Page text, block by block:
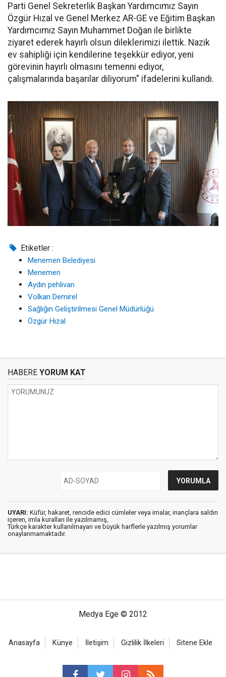
Parti Genel Sekreterlik Başkan Yardımcımız Sayın
Özgür Hızal ve Genel Merkez AR-GE ve Eğitim Başkan
Yardımcımız Sayın Muhammet Doğan ile birlikte
ziyaret ederek hayırlı olsun dileklerimizi ilettik. Nazik
ev sahipliği için kendilerine teşekkür ediyor, yeni
görevinin hayırlı olmasını temenni ediyor,
çalışmalarında başarılar diliyorum" ifadelerini kullandı.
Etiketler :
Menemen Belediyesi
Menemen
Aydın pehlivan
Volkan Demirel
Sağlığın Geliştirilmesi Genel Müdürlüğü
Özgür Hızal
HABERE YORUM KAT
UYARI: Küfür, hakaret, rencide edici cümleler veya imalar, inançlara saldırı
içeren, imla kuralları ile yazılmamış,
Türkçe karakter kullanılmayan ve büyük harflerle yazılmış yorumlar
onaylanmamaktadır.
Medya Ege © 2012
Anasayfa Künye İletişim Gizlilik İlkeleri Sitene Ekle